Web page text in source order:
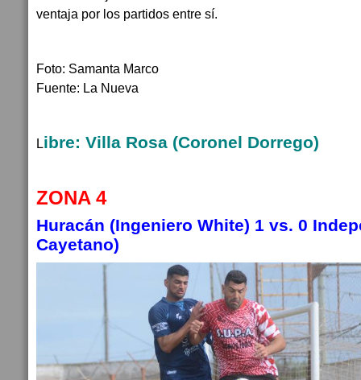
ventaja por los partidos entre sí.
Foto: Samanta Marco
Fuente: La Nueva
Libre: Villa Rosa (Coronel Dorrego)
ZONA 4
Huracán (Ingeniero White) 1 vs. 0
Cayetano)